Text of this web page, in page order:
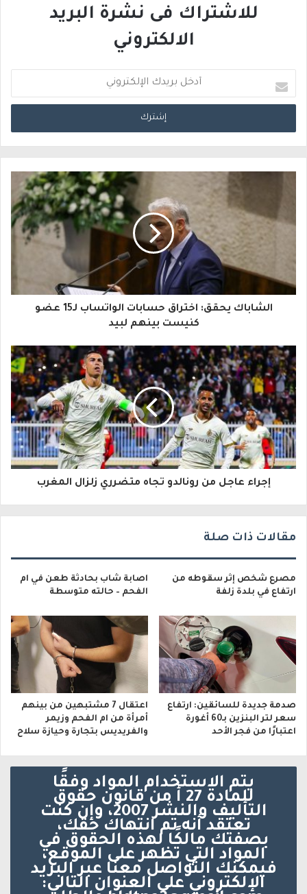
للاشتراك فى نشرة البريد
الالكتروني
د
خ
ي
ا
إ
ل
ك
ت
ر
و
الشاباك يحقق: اختراق حسابات الواتساب لـ15 عضو
كنيست بينهم لبيد
إجراء عاجل من رونالدو تجاه متضرري زلزال المغرب
مقالات ذات صلة
مصرع شخص إثر سقوطه من
ارتفاع في بلدة زلفة
اصابة شاب بحادثة طعن في ام
الفحم – حالته متوسطة
صدمة جديدة للسائقين: ارتفاع
سعر لتر البنزين بـ60 أغورة
اعتبارًا من فجر الأحد
اعتقال 7 مشتبهين من بينهم
أمرأة من ام الفحم وزيمر
والفريديس بتجارة وحيازة سلاح
يتم الاستخدام المواد وفقًا
للمادة 27 أ من قانون حقوق
التأليف والنشر 2007، وإن كنت
تعتقد أنه تم انتهاك حقك،
بصفتك مالكًا لهذه الحقوق في
المواد التي تظهر على الموقع،
فيمكنك التواصل معنا عبر البريد
الإلكتروني على العنوان التالي: